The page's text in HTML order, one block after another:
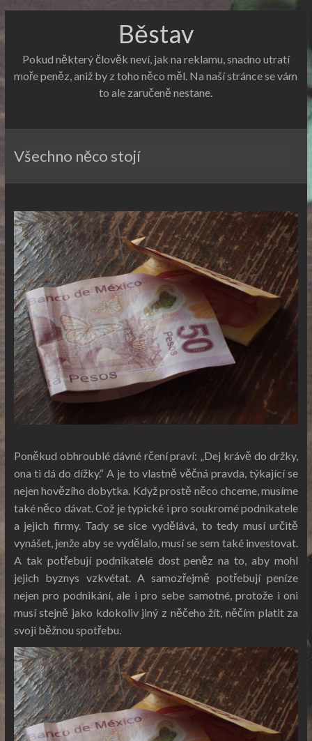
Běstav
Pokud některý člověk neví, jak na reklamu, snadno utratí
moře peněz, aniž by z toho něco měl. Na naší stránce se vám
to ale zaručeně nestane.
Všechno něco stojí
Poněkud obhroublé dávné rčení praví: „Dej krávě do držky,
ona ti dá do dížky.“ A je to vlastně věčná pravda, týkající se
nejen hovězího dobytka. Když prostě něco chceme, musíme
také něco dávat. Což je typické i pro soukromé podnikatele
a jejich firmy. Tady se sice vydělává, to tedy musí určitě
vynášet, jenže aby se vydělalo, musí se sem také investovat.
A tak potřebují podnikatelé dost peněz na to, aby mohl
jejich byznys vzkvétat. A samozřejmě potřebují peníze
nejen pro podnikání, ale i pro sebe samotné, protože i oni
musí stejně jako kdokoliv jiný z něčeho žít, něčím platit za
svoji běžnou spotřebu.